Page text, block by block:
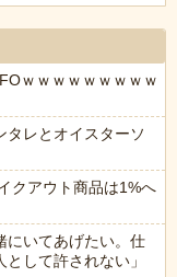
ｗｗｗｗｗｗｗｗｗ
タレとオイスターソ
クアウト商品は1%へ
にいてあげたい。仕
して許されない」